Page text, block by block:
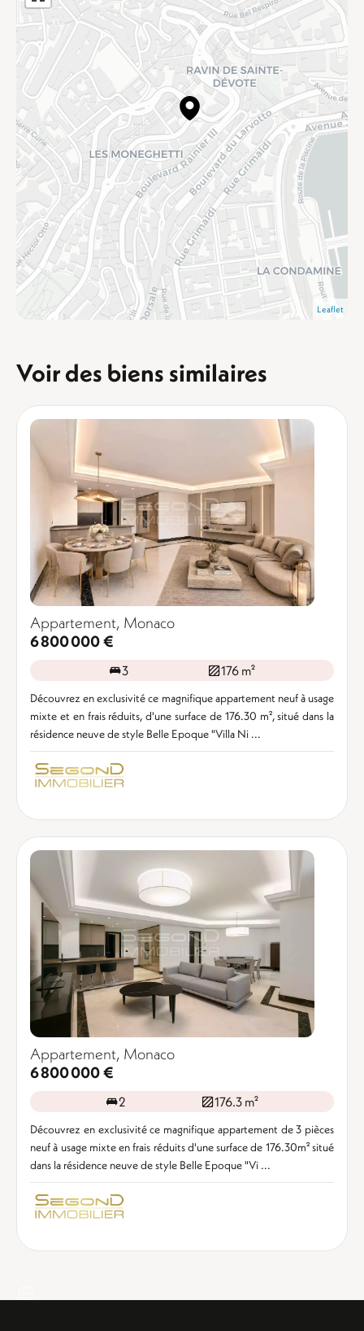
Leaflet
Voir des biens similaires
Appartement, Monaco
6 800 000 €
3 176 m²
Découvrez en exclusivité ce magnifique appartement neuf à usage
mixte et en frais réduits, d'une surface de 176.30 m², situé dans la
résidence neuve de style Belle Epoque "Villa Ni ...
Appartement, Monaco
6 800 000 €
2 176.3 m²
Découvrez en exclusivité ce magnifique appartement de 3 pièces
neuf à usage mixte en frais réduits d'une surface de 176.30m² situé
dans la résidence neuve de style Belle Epoque "Vi ...